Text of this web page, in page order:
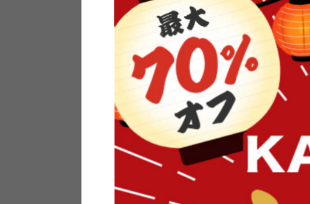
素材の良さを活かしたウッドソ
ケットのペンダントライト
インフォメーション
よくあるご質問
家具のレビューを書くと10%OFFク
ーポンプレゼント
オフィスやモデルハウスなどイン